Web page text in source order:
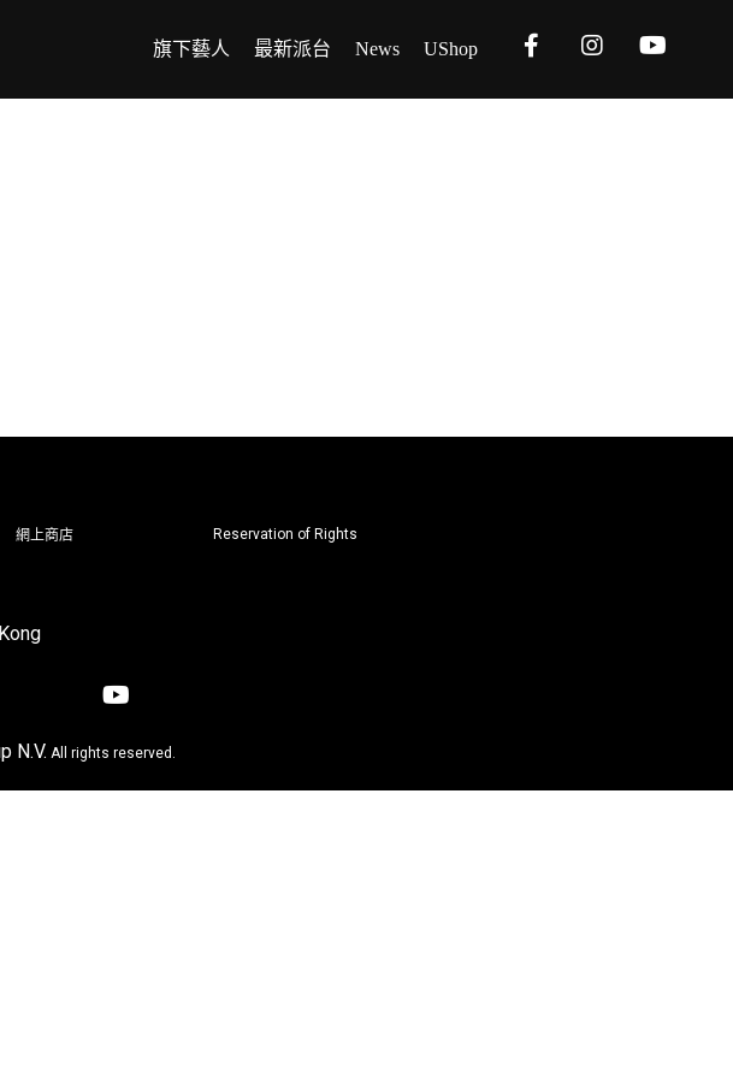
旗下藝人 最新派台 News UShop
網上商店 Reservation of Rights
N.V. All rights reserved.